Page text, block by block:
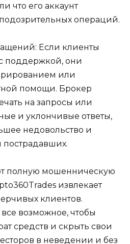
что его аккаунт
операций.
Если клиенты
поддержкой, они
или
помощи. Брокер
на запросы или
и уклончивые ответы,
недовольство и
пострадавших.
полную мошенническую
извлекает
клиентов.
возможное, чтобы
средств и скрыть свои
в неведении и без